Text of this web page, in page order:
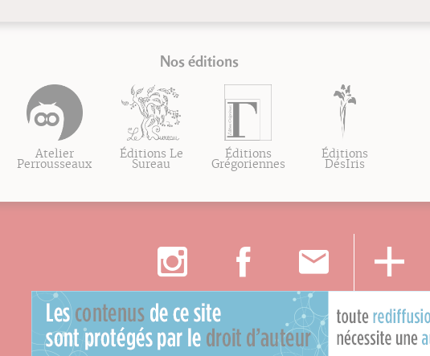
Nos éditions
Atelier
Perrousseaux
Éditions Le
Sureau
Éditions
Grégoriennes
Éditions
DésIris